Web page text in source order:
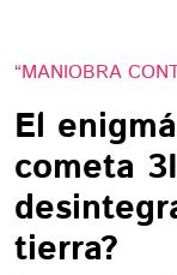
“MANIOBRA
El
cometa
tierra?